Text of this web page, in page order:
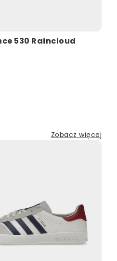
530 Raincloud
Zobacz więcej